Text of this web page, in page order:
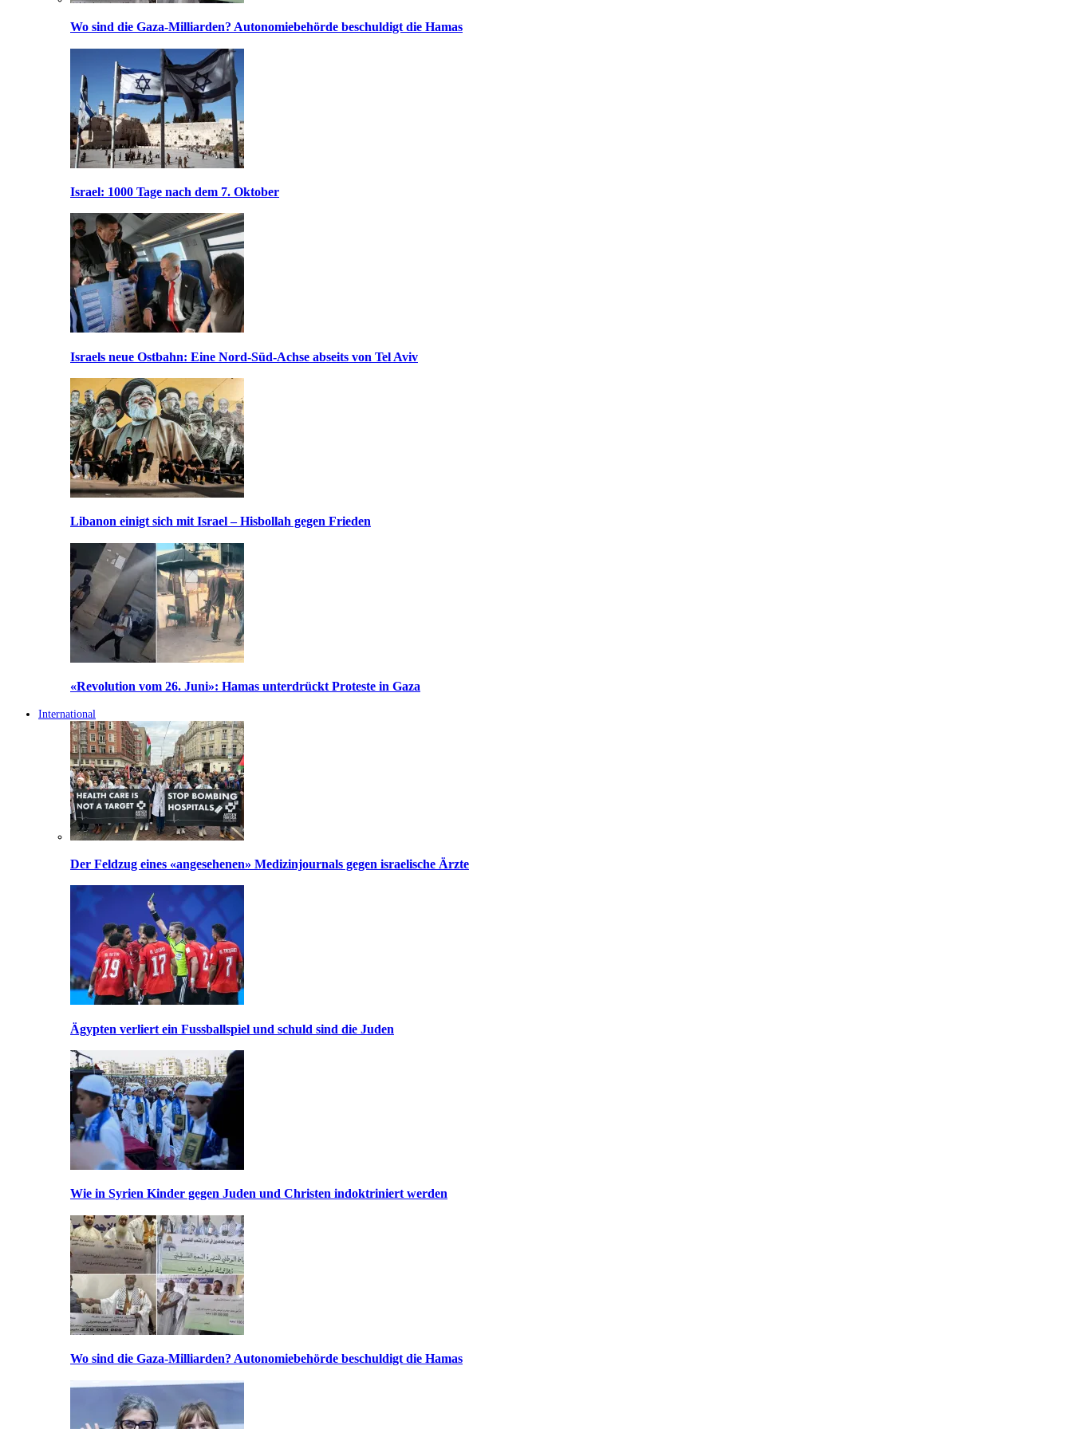
Wo sind die Gaza-Milliarden? Autonomiebehörde beschuldigt die Hamas
Israel: 1000 Tage nach dem 7. Oktober
Israels neue Ostbahn: Eine Nord-Süd-Achse abseits von Tel Aviv
Libanon einigt sich mit Israel – Hisbollah gegen Frieden
«Revolution vom 26. Juni»: Hamas unterdrückt Proteste in Gaza
International
Der Feldzug eines «angesehenen» Medizinjournals gegen israelische Ärzte
Ägypten verliert ein Fussballspiel und schuld sind die Juden
Wie in Syrien Kinder gegen Juden und Christen indoktriniert werden
Wo sind die Gaza-Milliarden? Autonomiebehörde beschuldigt die Hamas